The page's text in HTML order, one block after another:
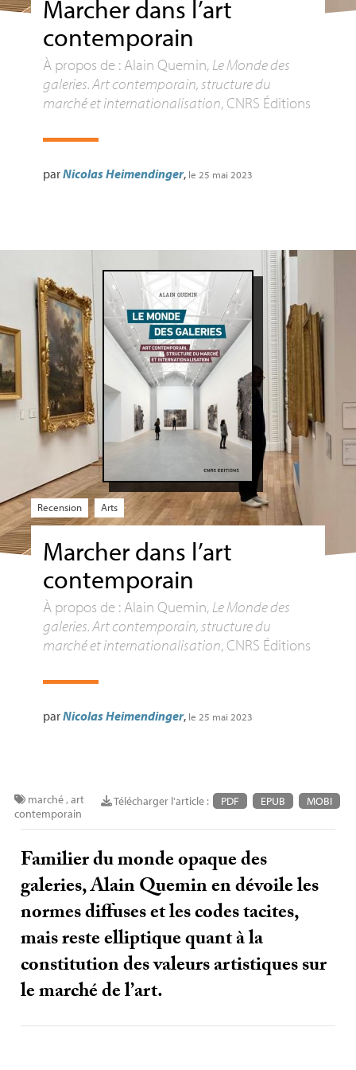
Marcher dans l’art
contemporain
À propos de : Alain Quemin, Le Monde des
galeries. Art contemporain, structure du
marché et internationalisation, CNRS Éditions
parNicolas Heimendinger, le 25 mai 2023
Recension Arts
Marcher dans l’art
contemporain
À propos de : Alain Quemin, Le Monde des
galeries. Art contemporain, structure du
marché et internationalisation, CNRS Éditions
parNicolas Heimendinger, le 25 mai 2023
Télécharger l'article : PDF EPUB MOBI
marché,art
contemporain
Familier du monde opaque des
galeries, Alain Quemin en dévoile les
normes diffuses et les codes tacites,
mais reste elliptique quant à la
constitution des valeurs artistiques sur
le marché de l’art.